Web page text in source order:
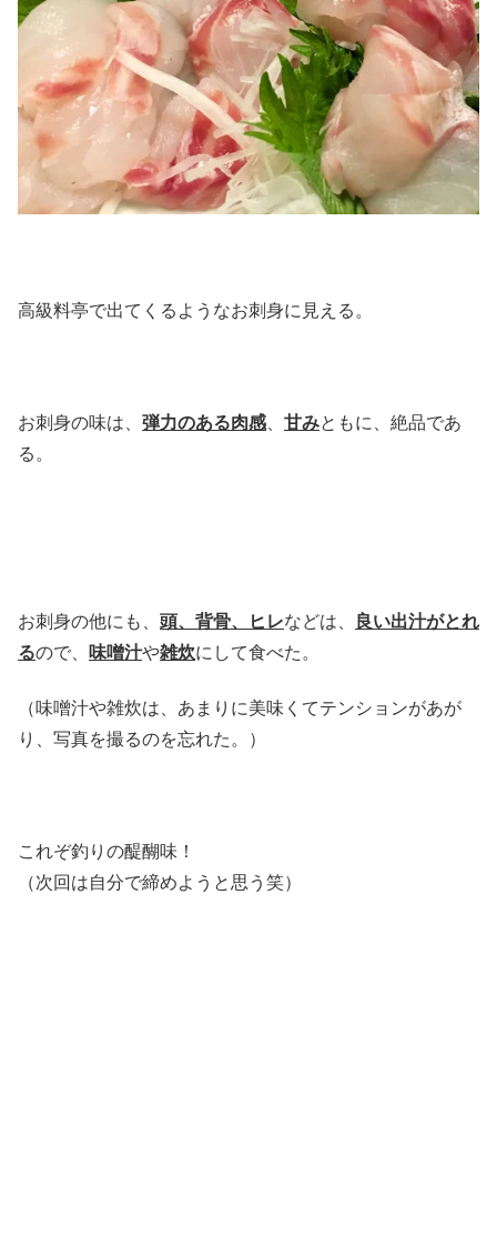
高級料亭で出てくるようなお刺身に見える。
お刺身の味は、 弾力のある肉感 甘みともに、絶品であ
る。
お刺身の他にも、 頭、背骨、ヒレなどは、
良い出汁がとれ
るので、 味噌汁や雑炊にして食べた。
（味噌汁や雑炊は、あまりに美味くてテンションがあが
り、写真を撮るのを忘れた。）
これぞ釣りの醍醐味！
（次回は自分で締めようと思う笑）